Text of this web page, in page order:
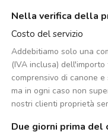
Nella verifica della
Costo del servizio
Addebitiamo solo una
(IVA inclusa)
comprensivo di canone
ma in ogni caso non
nostri clienti proprietà
Due giorni prima del